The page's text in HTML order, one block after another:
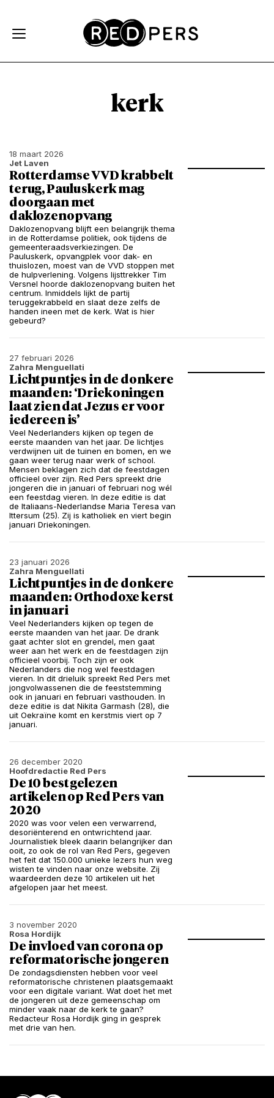
kerk
18 maart 2026
Jet Laven
Rotterdamse VVD krabbelt
terug, Pauluskerk mag
doorgaan met
daklozenopvang
Daklozenopvang blijft een belangrijk thema
in de Rotterdamse politiek, ook tijdens de
gemeenteraadsverkiezingen. De
Pauluskerk, opvangplek voor dak- en
thuislozen, moest van de VVD stoppen met
de hulpverlening. Volgens lijsttrekker Tim
Versnel hoorde daklozenopvang buiten het
centrum. Inmiddels lijkt de partij
teruggekrabbeld en slaat deze zelfs de
handen ineen met de kerk. Wat is hier
gebeurd?
27 februari 2026
Zahra Menguellati
Lichtpuntjes in de donkere
maanden: ‘Driekoningen
laat zien dat Jezus er voor
iedereen is’
Veel Nederlanders kijken op tegen de
eerste maanden van het jaar. De lichtjes
verdwijnen uit de tuinen en bomen, en we
gaan weer terug naar werk of school.
Mensen beklagen zich dat de feestdagen
officieel over zijn. Red Pers spreekt drie
jongeren die in januari of februari nog wél
een feestdag vieren. In deze editie is dat
de Italiaans-Nederlandse Maria Teresa van
Ittersum (25). Zij is katholiek en viert begin
januari Driekoningen.
23 januari 2026
Zahra Menguellati
Lichtpuntjes in de donkere
maanden: Orthodoxe kerst
in januari
Veel Nederlanders kijken op tegen de
eerste maanden van het jaar. De drank
gaat achter slot en grendel, men gaat
weer aan het werk en de feestdagen zijn
officieel voorbij. Toch zijn er ook
Nederlanders die nog wel feestdagen
vieren. In dit drieluik spreekt Red Pers met
jongvolwassenen die de feeststemming
ook in januari en februari vasthouden. In
deze editie is dat Nikita Garmash (28), die
uit Oekraïne komt en kerstmis viert op 7
januari.
26 december 2020
Hoofdredactie Red Pers
De 10 best gelezen
artikelen op Red Pers van
2020
2020 was voor velen een verwarrend,
desoriënterend en ontwrichtend jaar.
Journalistiek bleek daarin belangrijker dan
ooit, zo ook de rol van Red Pers, gegeven
het feit dat 150.000 unieke lezers hun weg
wisten te vinden naar onze website. Zij
waardeerden deze 10 artikelen uit het
afgelopen jaar het meest.
3 november 2020
Rosa Hordijk
De invloed van corona op
reformatorische jongeren
De zondagsdiensten hebben voor veel
reformatorische christenen plaatsgemaakt
voor een digitale variant. Wat doet het met
de jongeren uit deze gemeenschap om
minder vaak naar de kerk te gaan?
Redacteur Rosa Hordijk ging in gesprek
met drie van hen.